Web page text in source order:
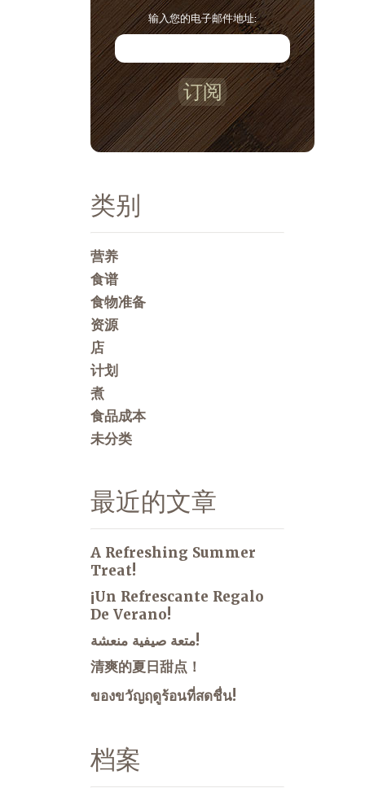
输入您的电子邮件地址:
订阅
类别
营养
食谱
食物准备
资源
店
计划
煮
食品成本
未分类
最近的文章
A Refreshing Summer
Treat!
¡Un Refrescante Regalo
De Verano!
متعة صيفية منعشة!
清爽的夏日甜点！
ของขวัญฤดูร้อนที่สดชื่น!
档案